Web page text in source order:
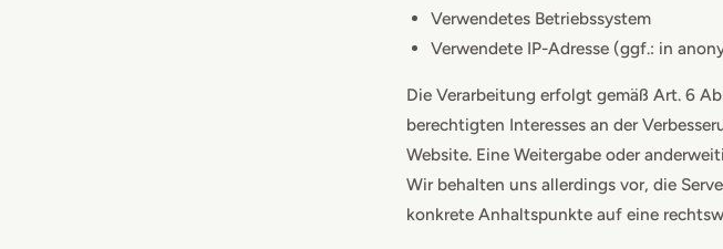
Verwendetes Betriebssystem
Verwendete IP-Adresse (ggf.: in
Die Verarbeitung erfolgt gemäß Art. 6
berechtigten Interesses an der
Website. Eine Weitergabe oder
Wir behalten uns allerdings vor, die
konkrete Anhaltspunkte auf eine